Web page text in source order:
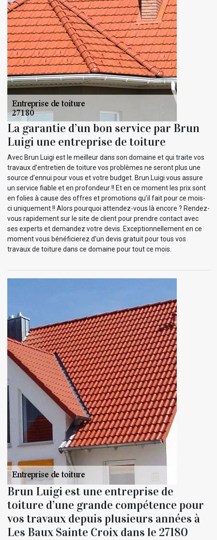
La garantie d’un bon service par Brun
Luigi une entreprise de toiture
Avec Brun Luigi est le meilleur dans son domaine et qui traite vos
travaux d’entretien de toiture vos problèmes ne seront plus une
source d’ennui pour vous et votre budget. Brun Luigi vous assure
un service fiable et en profondeur !! Et en ce moment les prix sont
en folies à cause des offres et promotions qu’il fait pour ce mois-
ci uniquement !! Alors pourquoi attendez-vous là encore ? Rendez-
vous rapidement sur le site de client pour prendre contact avec
ses experts et demandez votre devis. Exceptionnellement en ce
moment vous bénéficierez d’un devis gratuit pour tous vos
travaux de toiture dans ce domaine pour tout ce mois.
Brun Luigi est une entreprise de
toiture d’une grande compétence pour
vos travaux depuis plusieurs années à
Les Baux Sainte Croix dans le 27180